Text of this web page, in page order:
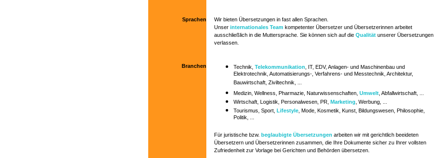
Sprachen
Wir bieten Übersetzungen in fast allen Sprachen.
Unser internationales Team kompetenter Übersetzer und Übersetzerinnen arbeitet
ausschließlich in die Muttersprache. Sie können sich auf die Qualität unserer Übersetzungen
verlassen.
Branchen Technik, Telekommunikation , IT, EDV, Anlagen- und Maschinenbau und
Elektrotechnik, Automatisierungs-, Verfahrens- und Messtechnik, Architektur,
Bauwirtschaft, Ziviltechnik, ...
Medizin, Wellness, Pharmazie, Naturwissenschaften, Umwelt , Abfallwirtschaft
Wirtschaft, Logistik, Personalwesen, PR, Marketing , Werbung, ...
Tourismus, Sport, Lifestyle , Mode, Kosmetik, Kunst, Bildungswesen, Philosophie,
Politik, ...
Für juristische bzw. beglaubigte Übersetzungen arbeiten wir mit gerichtlich beeideten
Übersetzern und Übersetzerinnen zusammen, die Ihre Dokumente sicher zu Ihrer vollsten
Zufriedenheit zur Vorlage bei Gerichten und Behörden übersetzen.